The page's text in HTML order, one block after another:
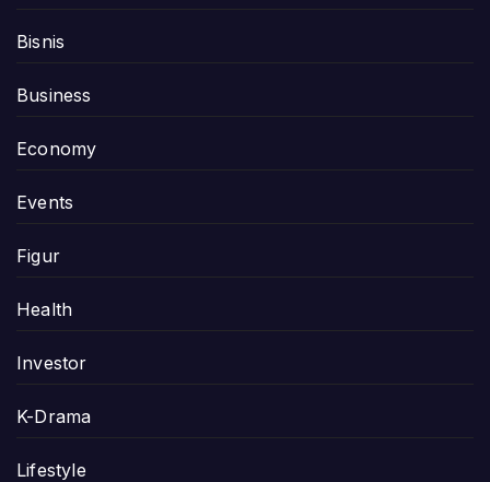
Bisnis
Business
Economy
Events
Figur
Health
Investor
K-Drama
Lifestyle